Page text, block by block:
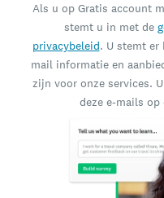
Als u op Gratis account
stemt u in met de
privacybeleid. U stemt er
mail informatie en
zijn voor onze services.
deze e-mails